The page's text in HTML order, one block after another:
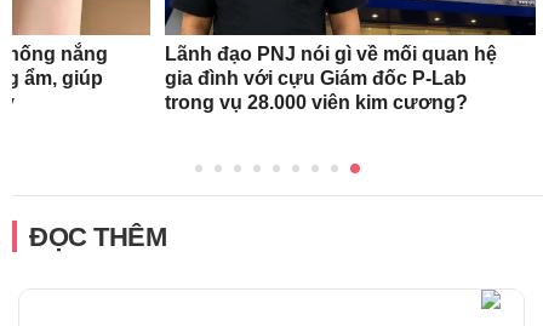
nắng
ẩm, giúp
Lãnh đạo PNJ nói gì về mối quan hệ
gia đình với cựu Giám đốc P-Lab
trong vụ 28.000 viên kim cương?
ĐỌC THÊM